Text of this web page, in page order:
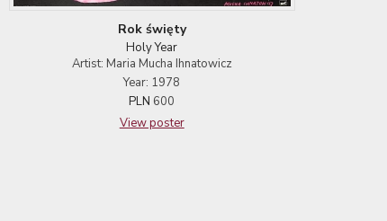
Rok święty
Holy Year
Artist: Maria Mucha Ihnatowicz
Year: 1978
PLN 600
View poster